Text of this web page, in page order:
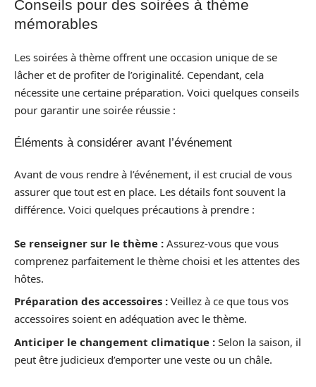
Conseils pour des soirées à thème
mémorables
Les soirées à thème offrent une occasion unique de se
lâcher et de profiter de l’originalité. Cependant, cela
nécessite une certaine préparation. Voici quelques conseils
pour garantir une soirée réussie :
Éléments à considérer avant l’événement
Avant de vous rendre à l’événement, il est crucial de vous
assurer que tout est en place. Les détails font souvent la
différence. Voici quelques précautions à prendre :
Se renseigner sur le thème : Assurez-vous que vous
comprenez parfaitement le thème choisi et les attentes des
hôtes.
Préparation des accessoires : Veillez à ce que tous vos
accessoires soient en adéquation avec le thème.
Anticiper le changement climatique : Selon la saison, il
peut être judicieux d’emporter une veste ou un châle.